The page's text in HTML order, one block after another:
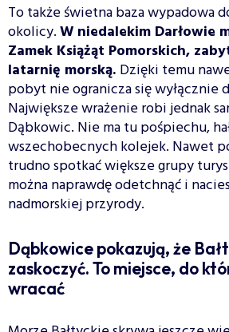
To także świetna baza wypadowa
okolicy.W niedalekim Darłowie
Zamek Książąt Pomorskich,
latarnię morską. Dzięki temu
pobyt nie ogranicza się wyłącznie
Największe wrażenie robi jednak
Dąbkowic. Nie ma tu pośpiechu,
wszechobecnych kolejek. Nawet
trudno spotkać większe grupy
można naprawdę odetchnąć i
nadmorskiej przyrody.
Dąbkowice pokazują, że
zaskoczyć. To miejsce, do
wracać